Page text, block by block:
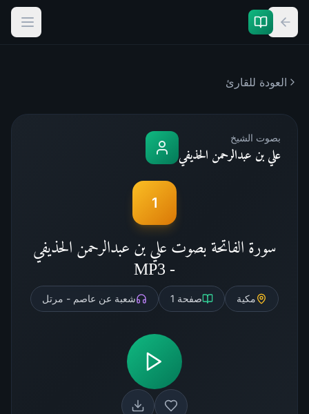
العودة للقارئ
بصوت الشيخ
علي بن عبدالرحمن الحذيفي
1
سورة الفاتحة بصوت علي بن عبدالرحمن الحذيفي
- MP3
مكية صفحة 1 شعبة عن عاصم - مرتل